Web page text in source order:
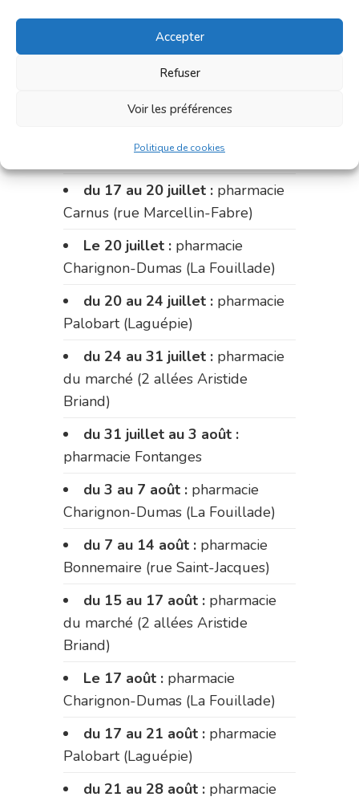
Accepter
Refuser
Voir les préférences
Politique de cookies
du 6 au 10 juillet :pharmacie
Charignon-Dumas (La Fouillade)
du 10 au 15 juillet :
Dupont (place de la République)
Palobart (Laguépie)
du 17 au 20 juillet : pharmacie
Carnus (rue Marcellin-Fabre)
Le 20 juillet : pharmacie
Charignon-Dumas (La Fouillade)
du 20 au 24 juillet : pharmacie
Palobart (Laguépie)
du 24 au 31 juillet : pharmacie
du marché (2 allées Aristide
Briand)
du 31 juillet au 3 août :
pharmacie Fontanges
du 3 au 7 août : pharmacie
Charignon-Dumas (La Fouillade)
du 7 au 14 août : pharmacie
Bonnemaire (rue Saint-Jacques)
du 15 au 17 août : pharmacie
du marché (2 allées Aristide
Briand)
Le 17 août : pharmacie
Charignon-Dumas (La Fouillade)
du 17 au 21 août : pharmacie
Palobart (Laguépie)
du 21 au 28 août : pharmacie